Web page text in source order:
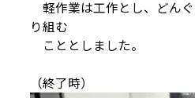
軽作業は工作とし、どん
り組む
こととしました。
↓会議
（終了時）